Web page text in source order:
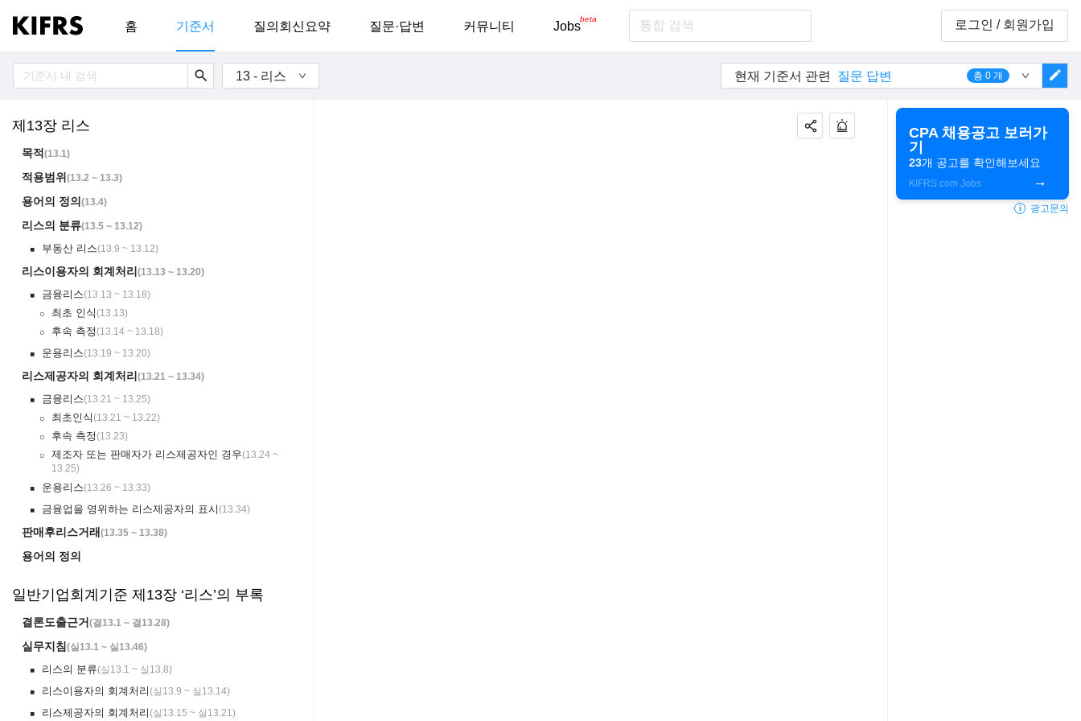
홈 기준서 질의회신요약 질문·답변 커뮤니티 Jobsbeta 로그인 / 회원가입
search 13 - 리스 현재 기준서 관련 질문 답변 총 0 개 edit
제13장 리스
목적 (13.1)
적용범위 (13.2 ~ 13.3)
용어의 정의 (13.4)
리스의 분류(13.5 ~ 13.12)
￭ 부동산 리스(13.9 ~ 13.12)
리스이용자의 회계처리 (13.13 ~ 13.20)
￭ 금융리스(13.13 ~ 13.18)
￮ 최초 인식 (13.13)
￮ 후속 측정 (13.14 ~ 13.18)
￭ 운용리스(13.19 ~ 13.20)
리스제공자의 회계처리 (13.21 ~ 13.34)
￭ 금융리스(13.21 ~ 13.25)
￮ 최초인식 (13.21 ~ 13.22)
￮ 후속 측정 (13.23)
￮ 제조자 또는 판매자가 리스제공자인 경우(13.24 ~
13.25)
￭ 운용리스(13.26 ~ 13.33)
￭ 금융업을 영위하는 리스제공자의 표시 (13.34)
판매후리스거래 (13.35 ~ 13.38)
용어의 정의
일반기업회계기준 제13장 ‘리스’의 부록
결론도출근거 (결13.1 ~ 결13.28)
실무지침(실13.1 ~ 실13.46)
￭ 리스의 분류(실13.1 ~ 실13.8)
￭ 리스이용자의 회계처리 (실13.9 ~ 실13.14)
￭ 리스제공자의 회계처리 (실13.15 ~ 실13.21)
CPA 채용공고 보러가
기
23개 공고를 확인해보세요
KIFRS.com Jobs
i 광고문의